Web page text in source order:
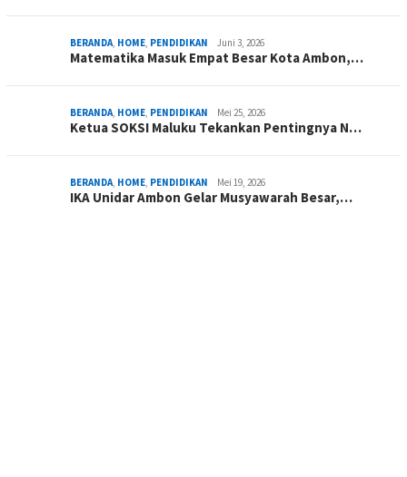
BERANDA, HOME, PENDIDIKAN Juni 3, 2026
Matematika Masuk Empat Besar Kota Ambon,…
BERANDA, HOME, PENDIDIKAN Mei 25, 2026
Ketua SOKSI Maluku Tekankan Pentingnya N…
BERANDA, HOME, PENDIDIKAN Mei 19, 2026
IKA Unidar Ambon Gelar Musyawarah Besar,…